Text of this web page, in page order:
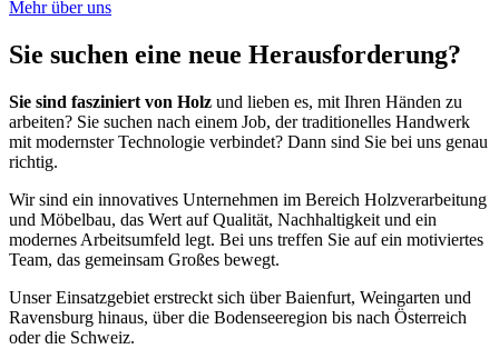
Mehr über uns
Sie suchen eine neue Herausforderung?
Sie sind fasziniert von Holz und lieben es, mit Ihren Händen zu
arbeiten? Sie suchen nach einem Job, der traditionelles Handwerk
mit modernster Technologie verbindet? Dann sind Sie bei uns genau
richtig.
Wir sind ein innovatives Unternehmen im Bereich Holzverarbeitung
und Möbelbau, das Wert auf Qualität, Nachhaltigkeit und ein
modernes Arbeitsumfeld legt. Bei uns treffen Sie auf ein motiviertes
Team, das gemeinsam Großes bewegt.
Unser Einsatzgebiet erstreckt sich über Baienfurt, Weingarten und
Ravensburg hinaus, über die Bodenseeregion bis nach Österreich
oder die Schweiz.